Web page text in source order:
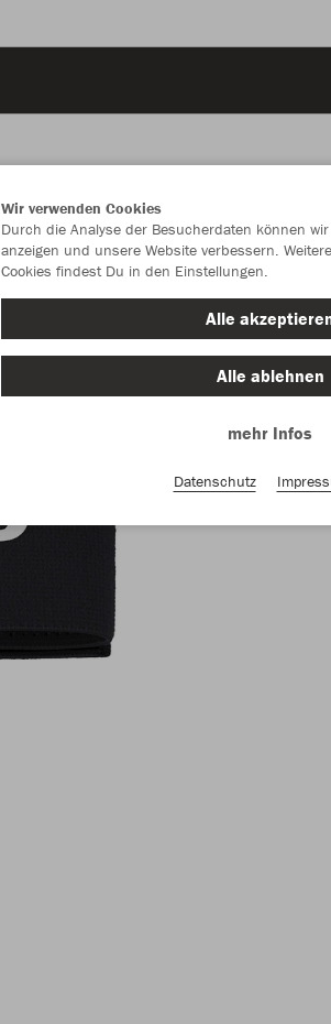
Wir verwenden Cookies
Durch die Analyse der Besucherdaten können
anzeigen und unsere Website verbessern.
Cookies findest Du in den Einstellungen.
Alle
Alle ablehnen
mehr Infos
Datenschutz